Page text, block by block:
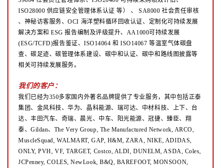
ISO28000 供应链安全管理体系认证等）、SA8000 社会责任审核
、神秘访客服务、OCI 海洋塑料循环回收认证、定制化可持续发展
解决方案和 ESG 报告编制及评级提升、AA1000可持续发展
(ESG/TCFD)报告鉴证、ISO14064 和 ISO14067 等温室气体碳盘
查、碳足迹、碳管理体系建设、碳中和认证、碳中和路线图披露等
相关可持续发展服务。
我们的客户：
我们已经为350多家国内外著名品牌提供了专业服务，其中包括正泰
集团、金风科技、华为、晶科能源、瑞可达、中材科技、上下、台
达、丰田汽车、奇瑞、晨光、中车、阳光能源、冠捷、臻臣、翔
泰、Gildan、The Very Group, The Manufactured Network, ARCO,
MuscleSquad, WALMART, GAP, H&M, ZARA, NIKE, ADIDAS,
ONLY, PVH, VF, TARGET, Costco, ALDI, DUNELM, ASDA, Coles,
JCPenney, COLES, NewLook, B&Q, BAREFOOT, MONSOON,